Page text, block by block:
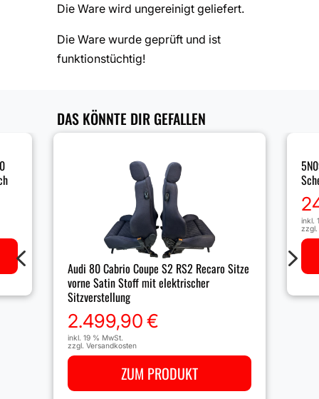
Die Ware wird ungereinigt geliefert.
Die Ware wurde geprüft und ist
funktionstüchtig!
DAS KÖNNTE DIR GEFALLEN
Audi 80 Cabrio Coupe S2 RS2 Recaro Sitze
vorne Satin Stoff mit elektrischer
Sitzverstellung
2.499,90€
inkl. 19 % MwSt.
zzgl. Versandkosten
ZUM PRODUKT
inkl.
zzgl.
4 5